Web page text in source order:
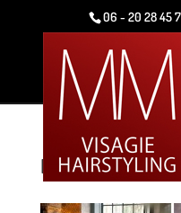
06 - 20 28 45